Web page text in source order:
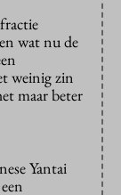
wat nu de
weinig zin
maar beter
Yantai